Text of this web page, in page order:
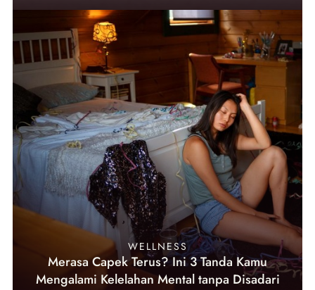
WELLNESS
Merasa Capek Terus? Ini 3 Tanda Kamu
Mengalami Kelelahan Mental tanpa Disadari